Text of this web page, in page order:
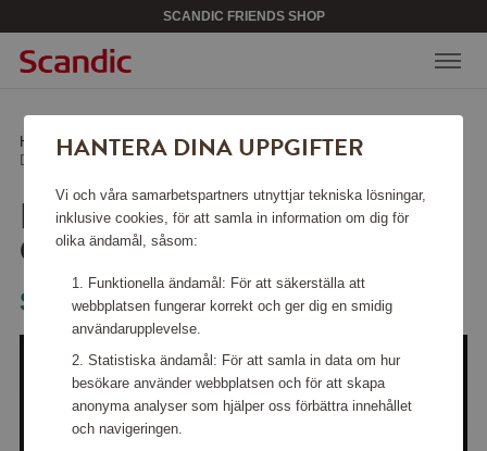
SCANDIC FRIENDS SHOP
Hem /Kökstillbehör/Glas & porslin /
Definition Bordeaux Glas 75cl 4-pack
DEFINITION BORDEAUX
GLAS 75CL 4-PACK
Spiegelau
HANTERA DINA UPPGIFTER
Vi och våra samarbetspartners utnyttjar tekniska lösningar,
inklusive cookies, för att samla in information om dig för
olika ändamål, såsom:
Funktionella ändamål: För att säkerställa att
webbplatsen fungerar korrekt och ger dig en smidig
användarupplevelse.
Statistiska ändamål: För att samla in data om hur
besökare använder webbplatsen och för att skapa
anonyma analyser som hjälper oss förbättra innehållet
och navigeringen.